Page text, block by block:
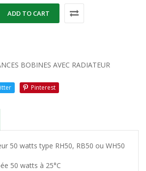
ADD TO CART
BOBINES AVEC RADIATEUR
Pinterest
50 watts type RH50, RB50 ou WH50
50 watts à 25°C